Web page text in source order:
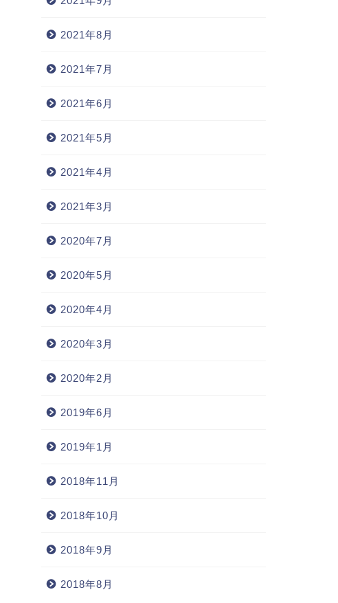
2021年8月
2021年7月
2021年6月
2021年5月
2021年4月
2021年3月
2020年7月
2020年5月
2020年4月
2020年3月
2020年2月
2019年6月
2019年1月
2018年11月
2018年10月
2018年9月
2018年8月